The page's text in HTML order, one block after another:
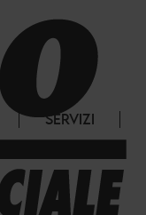
SERVIZI